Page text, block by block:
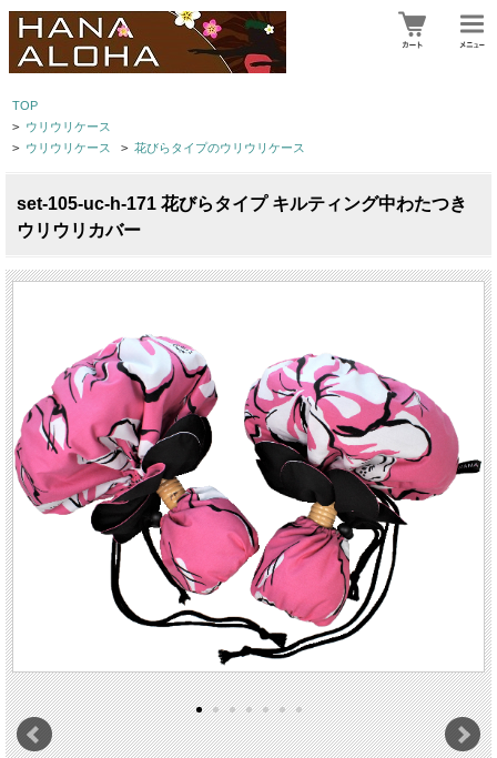
TOP
> ウリウリケース
> ウリウリケース > 花びらタイプのウリウリケース
set-105-uc-h-171 花びらタイプ キルティング中わたつき
ウリウリカバー